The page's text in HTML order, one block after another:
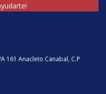
161 Anacleto Canabal, C.P